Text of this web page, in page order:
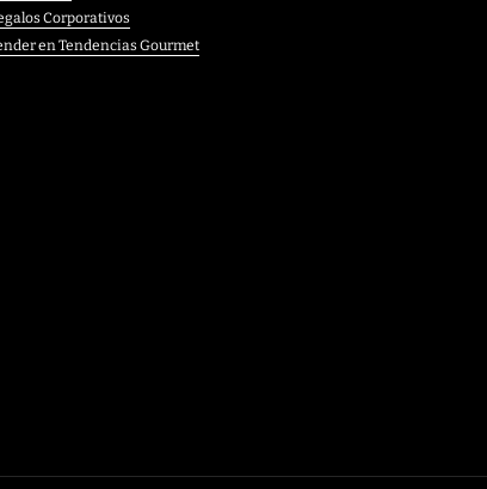
Corporativos
en Tendencias Gourmet